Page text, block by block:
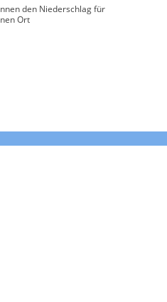
den Niederschlag für
Ort